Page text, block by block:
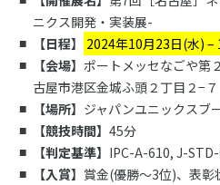
ニクス開発・実装展-
【日程】
2024年10月23日(水) –
【会場】 ポートメッセなごや第
古屋市港区金城ふ頭２丁目２−７
【場所】 ジャパンユニックスブ
【競技時間】 45分
【判定基準】 IPC-A-610, J-
【入賞】 賞金(優勝～3位)、表